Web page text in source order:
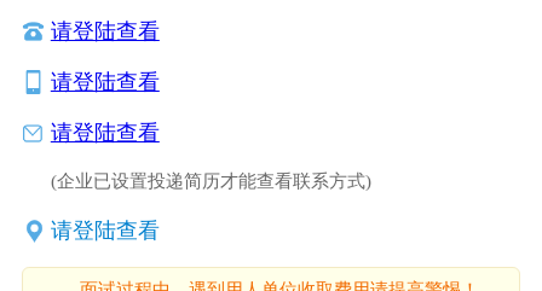
请登陆查看
请登陆查看
请登陆查看
(企业已设置投递简历才能查看联系方式)
请登陆查看